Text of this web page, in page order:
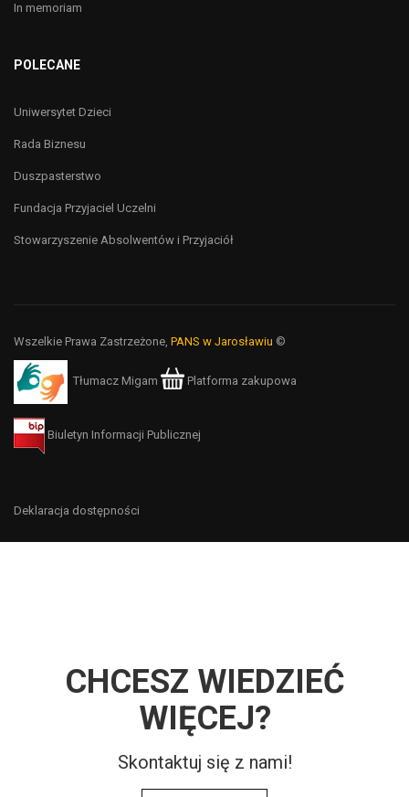
In memoriam
POLECANE
Uniwersytet Dzieci
Rada Biznesu
Duszpasterstwo
Fundacja Przyjaciel Uczelni
Stowarzyszenie Absolwentów i Przyjaciół
Wszelkie Prawa Zastrzeżone, PANS w Jarosławiu ©
Tłumacz Migam Platforma zakupowa
Biuletyn Informacji Publicznej
Deklaracja dostępności
CHCESZ WIEDZIEĆ
WIĘCEJ?
Skontaktuj się z nami!